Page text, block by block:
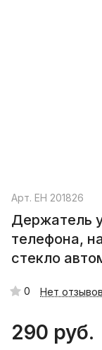
Арт. EH 201826
Держатель
телефона,
стекло
0 Нет отзывов
290 руб.